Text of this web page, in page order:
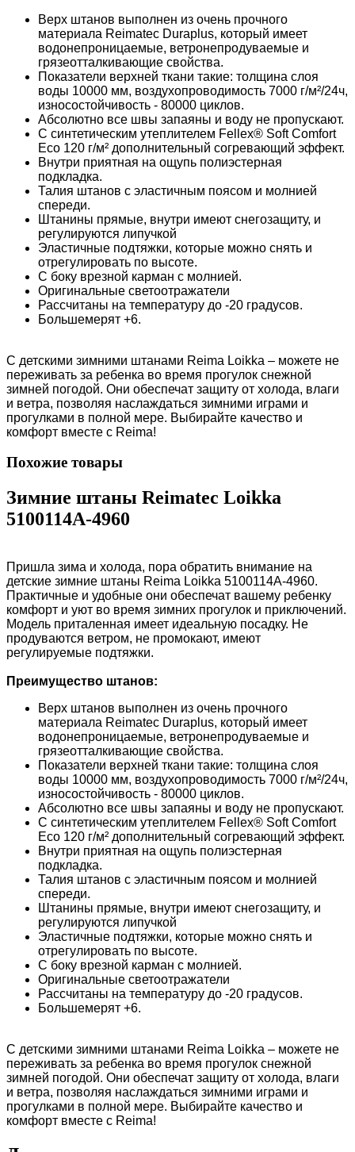
Верх штанов выполнен из очень прочного
материала Reimatec Duraplus, который имеет
водонепроницаемые, ветронепродуваемые и
грязеотталкивающие свойства.
Показатели верхней ткани такие: толщина слоя
воды 10000 мм, воздухопроводимость 7000 г/м²/24ч,
износостойчивость - 80000 циклов.
Абсолютно все швы запаяны и воду не пропускают.
С синтетическим утеплителем Fellex® Soft Comfort
Eco 120 г/м² дополнительный согревающий эффект.
Внутри приятная на ощупь полиэстерная
подкладка.
Талия штанов с эластичным поясом и молнией
спереди.
Штанины прямые, внутри имеют снегозащиту, и
регулируются липучкой
Эластичные подтяжки, которые можно снять и
отрегулировать по высоте.
С боку врезной карман с молнией.
Оригинальные светоотражатели
Рассчитаны на температуру до -20 градусов.
Большемерят +6.
С детскими зимними штанами Reima Loikka – можете не
переживать за ребенка во время прогулок снежной
зимней погодой. Они обеспечат защиту от холода, влаги
и ветра, позволяя наслаждаться зимними играми и
прогулками в полной мере. Выбирайте качество и
комфорт вместе с Reima!
Похожие товары
Зимние штаны Reimatec Loikka
5100114A-4960
Пришла зима и холода, пора обратить внимание на
детские зимние штаны Reima Loikka 5100114A-4960.
Практичные и удобные они обеспечат вашему ребенку
комфорт и уют во время зимних прогулок и приключений.
Модель приталенная имеет идеальную посадку. Не
продуваются ветром, не промокают, имеют
регулируемые подтяжки.
Преимущество штанов:
Верх штанов выполнен из очень прочного
материала Reimatec Duraplus, который имеет
водонепроницаемые, ветронепродуваемые и
грязеотталкивающие свойства.
Показатели верхней ткани такие: толщина слоя
воды 10000 мм, воздухопроводимость 7000 г/м²/24ч,
износостойчивость - 80000 циклов.
Абсолютно все швы запаяны и воду не пропускают.
С синтетическим утеплителем Fellex® Soft Comfort
Eco 120 г/м² дополнительный согревающий эффект.
Внутри приятная на ощупь полиэстерная
подкладка.
Талия штанов с эластичным поясом и молнией
спереди.
Штанины прямые, внутри имеют снегозащиту, и
регулируются липучкой
Эластичные подтяжки, которые можно снять и
отрегулировать по высоте.
С боку врезной карман с молнией.
Оригинальные светоотражатели
Рассчитаны на температуру до -20 градусов.
Большемерят +6.
С детскими зимними штанами Reima Loikka – можете не
переживать за ребенка во время прогулок снежной
зимней погодой. Они обеспечат защиту от холода, влаги
и ветра, позволяя наслаждаться зимними играми и
прогулками в полной мере. Выбирайте качество и
комфорт вместе с Reima!